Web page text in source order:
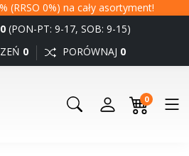
(RRSO 0%) na cały asortyment!
(PON-PT: 9-17, SOB: 9-15)
0 PORÓWNAJ 0
0